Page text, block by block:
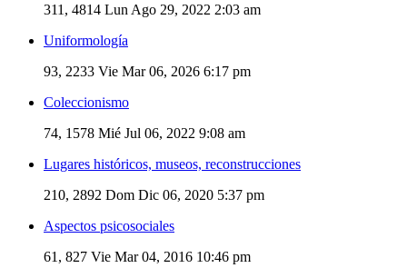
311, 4814 Lun Ago 29, 2022 2:03 am
Uniformología
93, 2233 Vie Mar 06, 2026 6:17 pm
Coleccionismo
74, 1578 Mié Jul 06, 2022 9:08 am
Lugares históricos, museos, reconstrucciones
210, 2892 Dom Dic 06, 2020 5:37 pm
Aspectos psicosociales
61, 827 Vie Mar 04, 2016 10:46 pm